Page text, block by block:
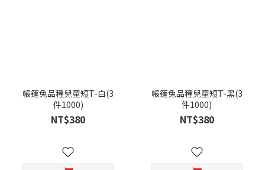
帳篷兔品種兒童短T-白(3
件1000)
NT$380
帳篷兔品種兒童短T-黑(3
件1000)
NT$380